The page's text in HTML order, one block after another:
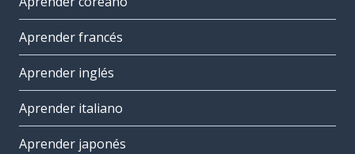
Aprender francés
Aprender inglés
Aprender italiano
Aprender japonés